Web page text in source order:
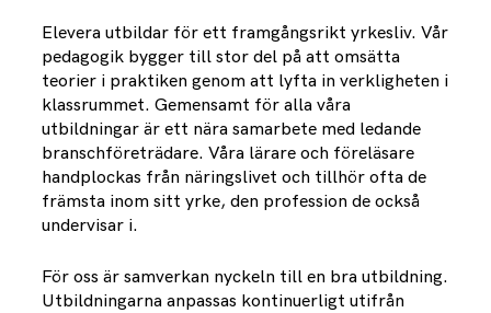
Elevera utbildar för ett framgångsrikt yrkesliv. Vår
pedagogik bygger till stor del på att omsätta
teorier i praktiken genom att lyfta in verkligheten i
klassrummet. Gemensamt för alla våra
utbildningar är ett nära samarbete med ledande
branschföreträdare. Våra lärare och föreläsare
handplockas från näringslivet och tillhör ofta de
främsta inom sitt yrke, den profession de också
undervisar i.
För oss är samverkan nyckeln till en bra utbildning.
Utbildningarna anpassas kontinuerligt utifrån